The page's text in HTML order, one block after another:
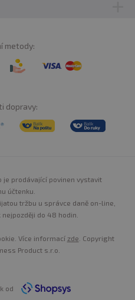
metody:
dopravy:
je prodávající povinen vystavit
účtenku.
tržbu u správce daně on-line,
do 48 hodin.
Více informací zde . Copyright
Product s.r.o.
od